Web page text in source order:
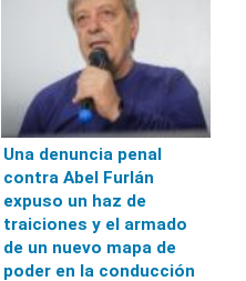
Una denuncia penal
contra Abel Furlán
expuso un haz de
traiciones y el armado
de un nuevo mapa de
poder en la conducción